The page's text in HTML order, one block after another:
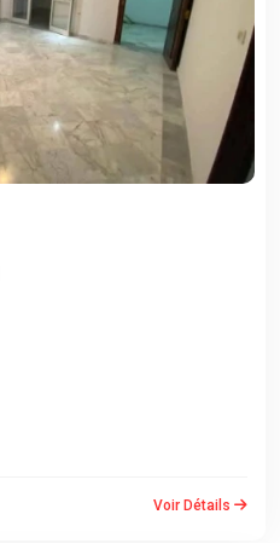
Voir Détails